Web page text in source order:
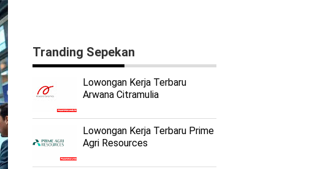
Tranding Sepekan
Lowongan Kerja Terbaru
Arwana Citramulia
Lowongan Kerja Terbaru Prime
Agri Resources